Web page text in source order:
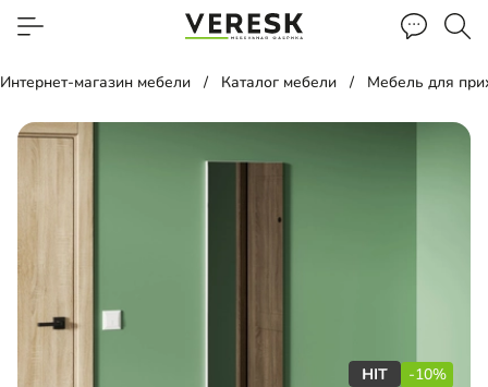
Интернет-магазин мебели Каталог мебели Мебель для
-10%